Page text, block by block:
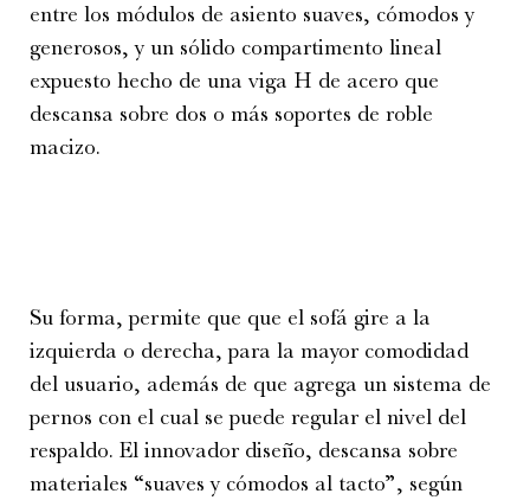
entre los módulos de asiento suaves, cómodos y
generosos, y un sólido compartimento lineal
expuesto hecho de una viga H de acero que
descansa sobre dos o más soportes de roble
macizo.
Su forma, permite que que el sofá gire a la
izquierda o derecha, para la mayor comodidad
del usuario, además de que agrega un sistema de
pernos con el cual se puede regular el nivel del
respaldo. El innovador diseño, descansa sobre
materiales “suaves y cómodos al tacto”, según